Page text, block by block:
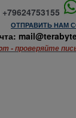
+79624753155
ОТПРАВИТЬ НАМ
- проверяйте